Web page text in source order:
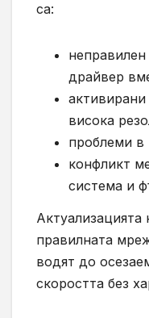
са:
драйвер
висока
проблеми
конфликт
система и
правилната
водят до
скоростта без